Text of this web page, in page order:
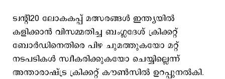
ട്വന്റി20 ലോകകപ്പ് മത്സരങ്ങൾ ഇന്ത്യയിൽ
കളിക്കാൻ വിസമ്മതിച്ച ബംഗ്ലദേശ് ക്രിക്കറ്റ്
ബോർഡിനെതിരെ പിഴ ചുമത്തുകയോ മറ്റ്
നടപടികൾ സ്വീകരിക്കുകയോ ചെയ്യില്ലെന്ന്
അന്താരാഷ്ട്ര ക്രിക്കറ്റ് കൗൺസിൽ ഉറപ്പുനല്‍കി.